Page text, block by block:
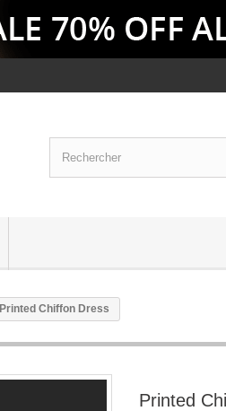
Printed Chiffon Dress
Printed